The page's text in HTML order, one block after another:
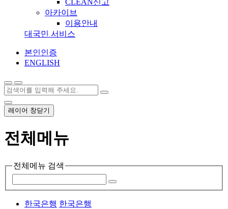
아카이브
이용안내
대국민 서비스
본인인증
ENGLISH
레이어 창닫기
전체메뉴
전체메뉴 검색
한국은행 한국은행